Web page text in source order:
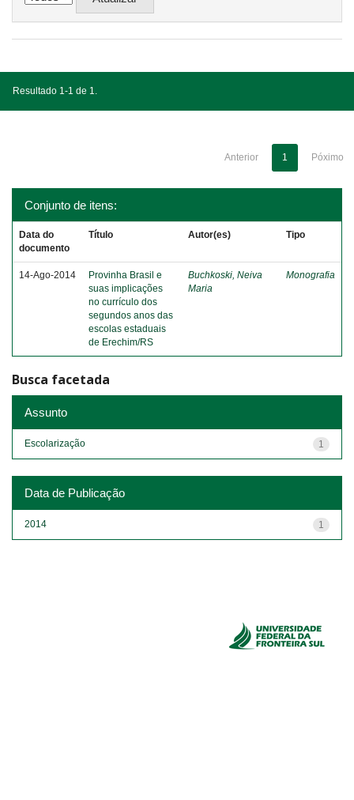
Resultado 1-1 de 1.
Anterior 1 Póximo
Conjunto de itens:
Data do
documento
Título Autor(es) Tipo
14-Ago-2014
Provinha Brasil e
suas implicações
no currículo dos
segundos anos das
escolas estaduais
de Erechim/RS
Buchkoski, Neiva
Maria
Monografia
Busca facetada
Assunto
1
Escolarização
Data de Publicação
1
2014